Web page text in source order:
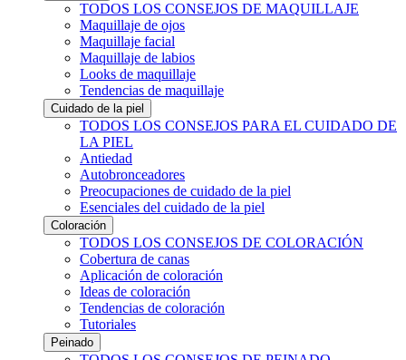
TODOS LOS CONSEJOS DE MAQUILLAJE
Maquillaje de ojos
Maquillaje facial
Maquillaje de labios
Looks de maquillaje
Tendencias de maquillaje
Cuidado de la piel
TODOS LOS CONSEJOS PARA EL CUIDADO DE
LA PIEL
Antiedad
Autobronceadores
Preocupaciones de cuidado de la piel
Esenciales del cuidado de la piel
Coloración
TODOS LOS CONSEJOS DE COLORACIÓN
Cobertura de canas
Aplicación de coloración
Ideas de coloración
Tendencias de coloración
Tutoriales
Peinado